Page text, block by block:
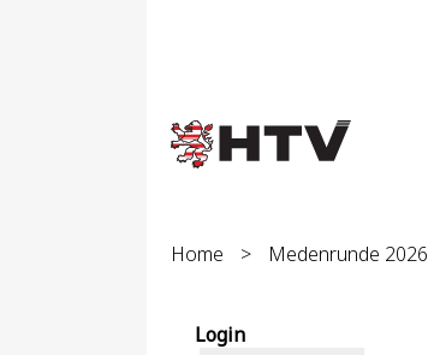
Home > Medenrunde 2026
Login